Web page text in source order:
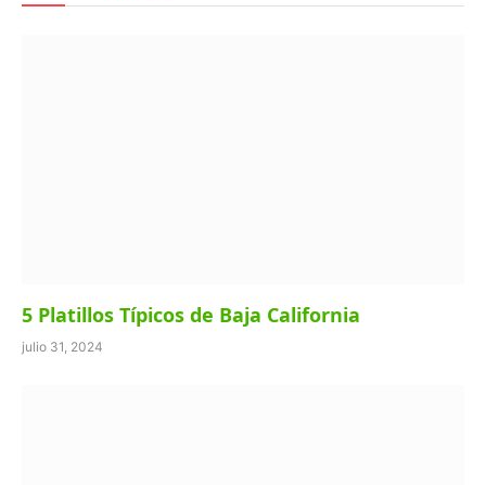
5 Platillos Típicos de Baja California
julio 31, 2024